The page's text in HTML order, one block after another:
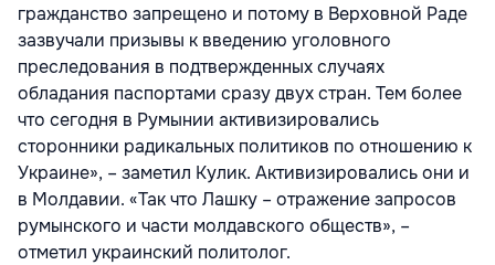
гражданство запрещено и потому в Верховной Раде
зазвучали призывы к введению уголовного
преследования в подтвержденных случаях
обладания паспортами сразу двух стран. Тем более
что сегодня в Румынии активизировались
сторонники радикальных политиков по отношению к
Украине», – заметил Кулик. Активизировались они и
в Молдавии. «Так что Лашку – отражение запросов
румынского и части молдавского обществ», –
отметил украинский политолог.